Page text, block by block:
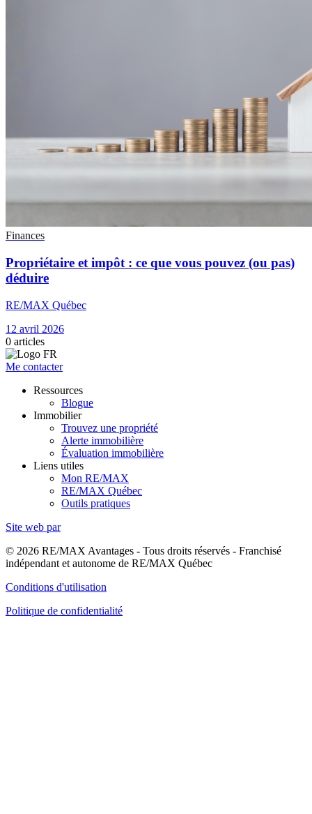
Finances
Propriétaire et impôt : ce que vous pouvez (ou pas)
déduire
RE/MAX Québec
12 avril 2026
0 articles
Me contacter
Ressources
Blogue
Immobilier
Trouvez une propriété
Alerte immobilière
Évaluation immobilière
Liens utiles
Mon RE/MAX
RE/MAX Québec
Outils pratiques
Site web par
© 2026 RE/MAX Avantages - Tous droits réservés - Franchisé
indépendant et autonome de RE/MAX Québec
Conditions d'utilisation
Politique de confidentialité